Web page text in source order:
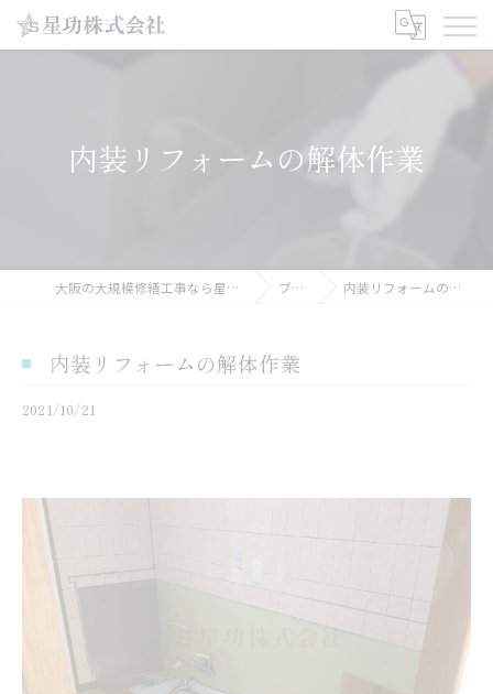
内装リフォームの解体作業
大阪の大規模修繕工事なら星功株式会社 ブログ 内装リフォームの解体作業
内装リフォームの解体作業
2021/10/21